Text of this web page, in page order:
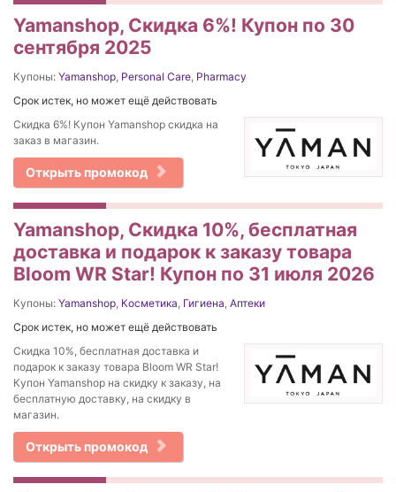
Yamanshop, Скидка 6%! Купон по 30
сентября 2025
Купоны: Yamanshop, Personal Care, Pharmacy
Срок истек, но может ещё действовать
Скидка 6%! Купон Yamanshop скидка на
заказ в магазин.
Открыть промокод
Yamanshop, Скидка 10%, бесплатная
доставка и подарок к заказу товара
Bloom WR Star! Купон по 31 июля 2026
Купоны: Yamanshop, Косметика, Гигиена, Аптеки
Срок истек, но может ещё действовать
Скидка 10%, бесплатная доставка и
подарок к заказу товара Bloom WR Star!
Купон Yamanshop на скидку к заказу, на
бесплатную доставку, на скидку в
магазин.
Открыть промокод